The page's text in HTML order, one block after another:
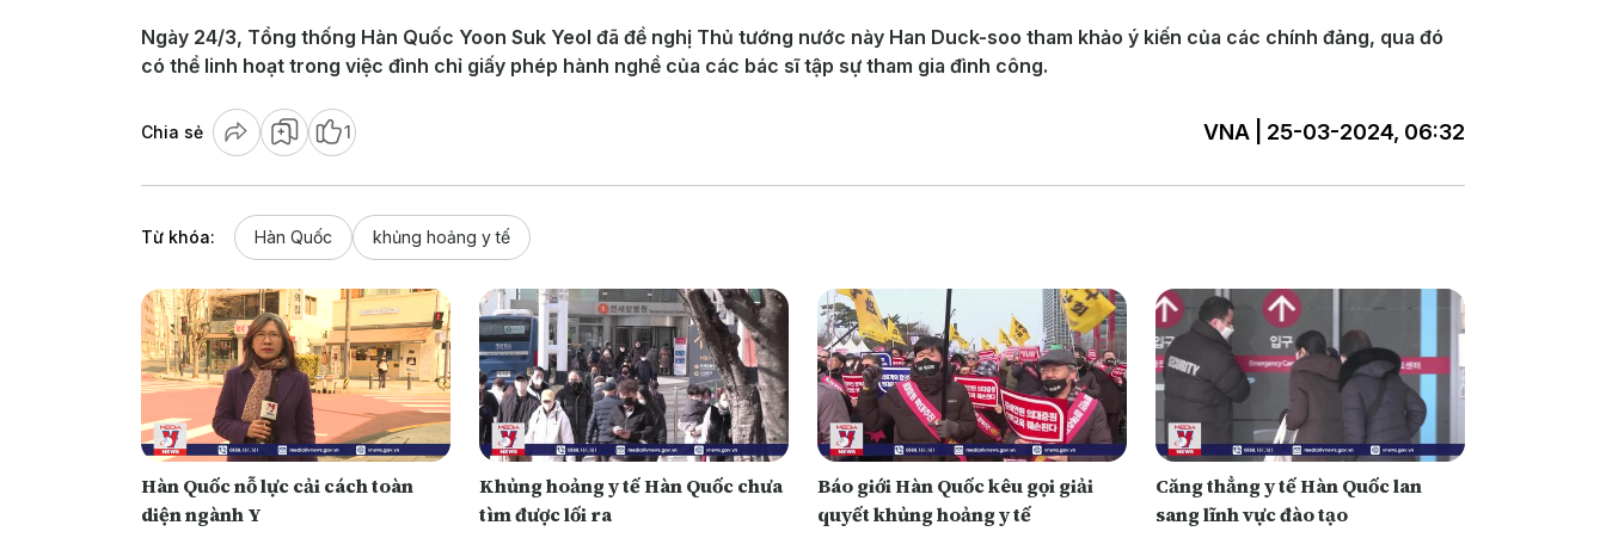
Ngày 24/3, Tổng thống Hàn Quốc Yoon Suk Yeol đã đề nghị Thủ tướng nước này Han Duck-soo tham khảo ý kiến của các chính đảng, qua đó
có thể linh hoạt trong việc đình chỉ giấy phép hành nghề của các bác sĩ tập sự tham gia đình công.
Chia sẻ 1 VNA | 25-03-2024, 06:32
Từ khóa: Hàn Quốc khủng hoảng y tế
Hàn Quốc nỗ lực cải cách toàn
diện ngành Y
Khủng hoảng y tế Hàn Quốc chưa
tìm được lối ra
Báo giới Hàn Quốc kêu gọi giải
quyết khủng hoảng y tế
Căng thẳng y tế Hàn Quốc lan
sang lĩnh vực đào tạo